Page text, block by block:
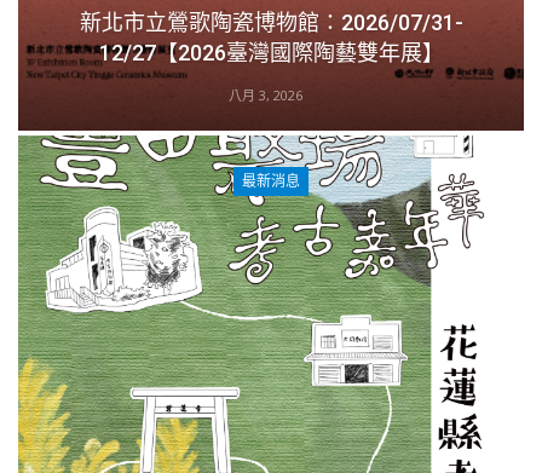
新北市立鶯歌陶瓷博物館：2026/07/31-
12/27【2026臺灣國際陶藝雙年展】
八月 3, 2026
最新消息